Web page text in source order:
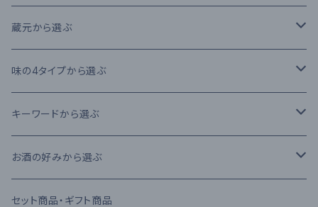
本格米焼酎
本格芋焼酎
本格麦焼酎
原酒
リキュール
蔵元から選ぶ
大石酒造場
木下醸造所
寿福酒造場
常楽酒造
味の4タイプから選ぶ
フレーバータイプ
ライトタイプ
リッチタイプ
キーワードから選ぶ
減圧蒸留法
常圧蒸留法
お酒の好みから選ぶ
日本酒
セット商品・ギフト商品